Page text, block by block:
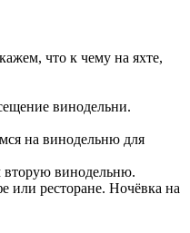
что к чему на яхте,
винодельни.
на винодельню для
вторую винодельню.
или ресторане. Ночёвка на